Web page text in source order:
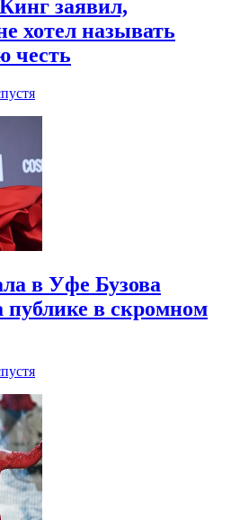
заявил,
хотел называть
честь
в Уфе Бузова
публике в скромном